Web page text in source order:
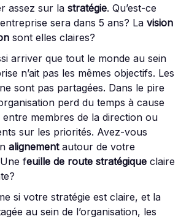
assez sur lastratégie. Qu’est-ce
sera dans 5 ans? Lavision
sont elles claires?
arriver que tout le monde au sein
n’ait pas les mêmes objectifs. Les
sont pas partagées. Dans le pire
perd du temps à cause
membres de la direction ou
sur les priorités. Avez-vous
alignementautour de votre
feuille de route stratégique claire
si votre stratégie est claire, et la
au sein de l’organisation, les